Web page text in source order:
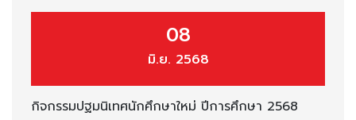
08
มิ.ย. 2568
กิจกรรมปฐมนิเทศนักศึกษาใหม่ ปีการศึกษา 2568